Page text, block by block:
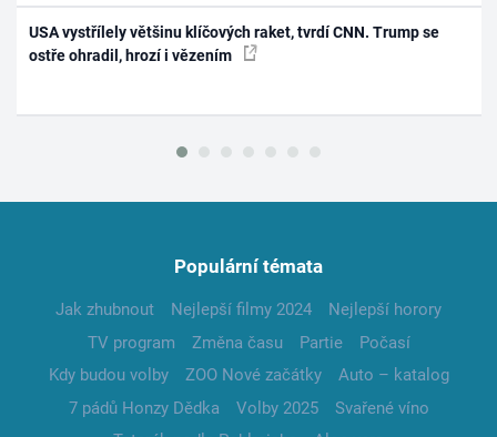
USA vystřílely většinu klíčových raket, tvrdí CNN. Trump se
ostře ohradil, hrozí i vězením
Populární témata
Jak zhubnout Nejlepší filmy 2024
Nejlepší horory
TV program
Změna času Partie
Počasí
Kdy budou volby
ZOO Nové začátky
Auto – katalog
7 pádů Honzy Dědka
Volby 2025
Svařené víno